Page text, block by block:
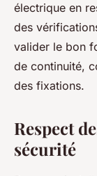
électrique en
des
valider le bon
de continuité,
des fixations.
Respect
sécurité